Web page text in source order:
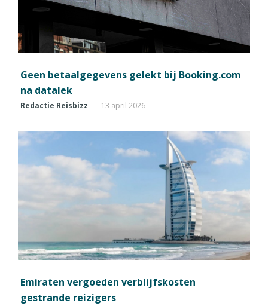
Geen betaalgegevens gelekt bij Booking.com
na datalek
Redactie Reisbizz 13 april 2026
Emiraten vergoeden verblijfskosten
gestrande reizigers